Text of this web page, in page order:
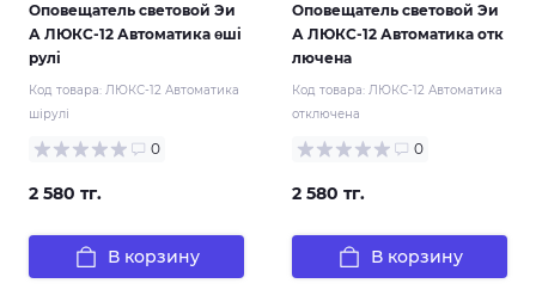
Оповещатель световой Эи
А ЛЮКС-12 Автоматика өші
рулі
Код товара: ЛЮКС-12 Автоматика
шірулі
0
2 580 тг.
В корзину
Оповещатель световой Эи
А ЛЮКС-12 Автоматика отк
лючена
Код товара: ЛЮКС-12 Автоматика
отключена
0
2 580 тг.
В корзину